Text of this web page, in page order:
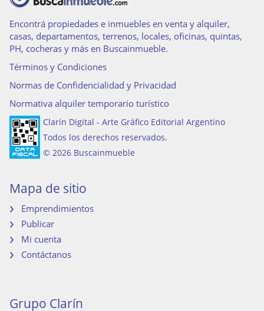
Encontrá propiedades e inmuebles en venta y alquiler,
casas, departamentos, terrenos, locales, oficinas, quintas,
PH, cocheras y más en Buscainmueble.
Términos y Condiciones
Normas de Confidencialidad y Privacidad
Normativa alquiler temporario turístico
Clarín Digital - Arte Gráfico Editorial Argentino
Todos los derechos reservados.
© 2026 Buscainmueble
Mapa de sitio
Emprendimientos
Publicar
Mi cuenta
Contáctanos
Grupo Clarín